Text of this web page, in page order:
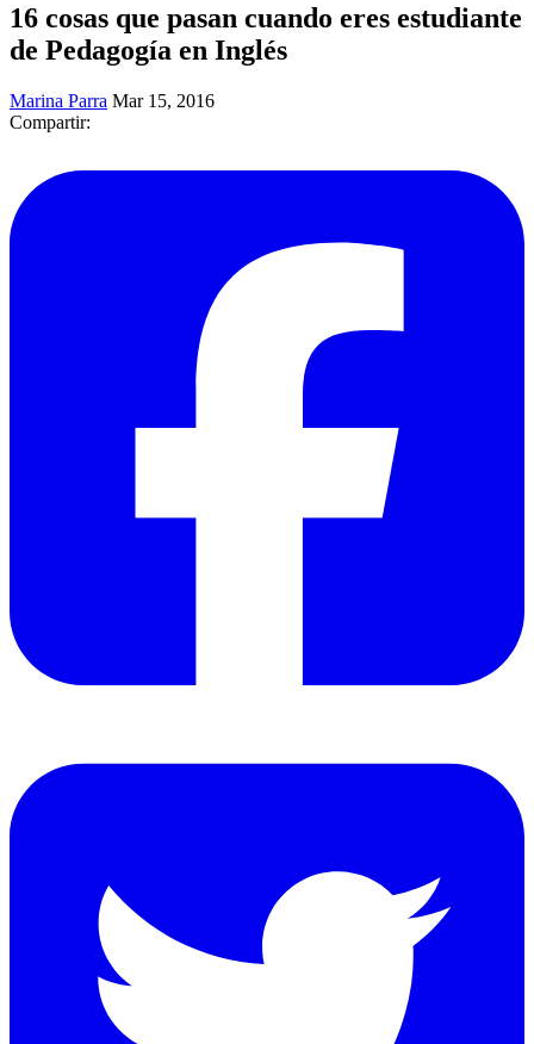
16 cosas que pasan cuando eres estudiante
de Pedagogía en Inglés
Marina Parra Mar 15, 2016
Compartir: